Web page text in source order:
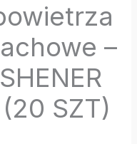
–
SZT)